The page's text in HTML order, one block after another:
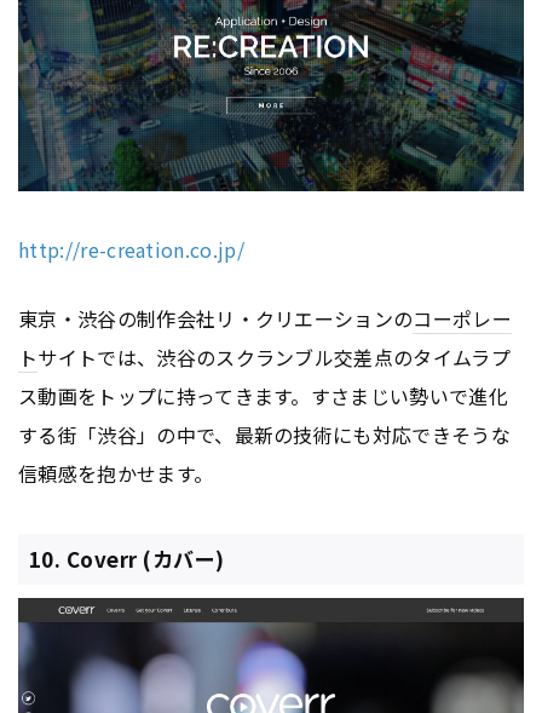
http://re-creation.co.jp/
東京・渋谷の制作会社リ・クリエーションのコーポレー
トサイトでは、渋谷のスクランブル交差点のタイムラプ
ス動画をトップに持ってきます。すさまじい勢いで進化
する街「渋谷」の中で、最新の技術にも対応できそうな
信頼感を抱かせます。
10. Coverr (カバー)